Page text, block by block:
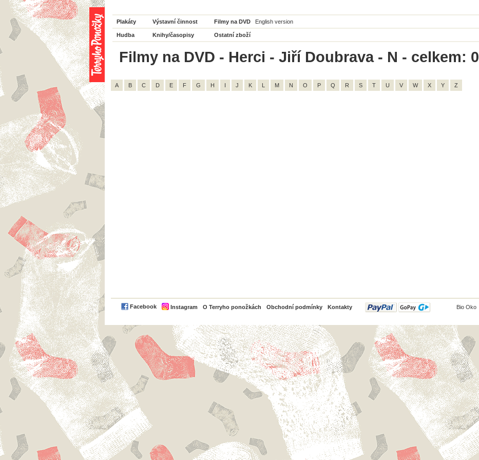
Plakáty Výstavní činnost Filmy na DVD English version
Hudba Knihy/časopisy Ostatní zboží
Filmy na DVD - Herci - Jiří Doubrava - N - celkem: 0
A B C D E F G H I J K L M N O P Q R S T U V W X Y Z
Facebook Instagram O Terryho ponožkách Obchodní podmínky Kontakty
PayPal Bio Oko